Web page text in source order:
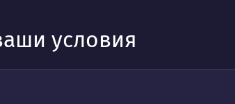
условия